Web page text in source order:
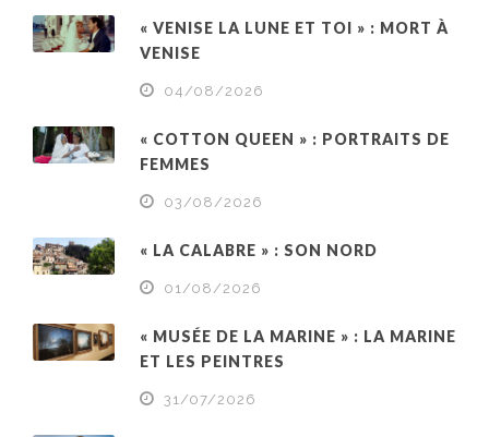
« VENISE LA LUNE ET TOI » : MORT À
VENISE
04/08/2026
« COTTON QUEEN » : PORTRAITS DE
FEMMES
03/08/2026
« LA CALABRE » : SON NORD
01/08/2026
« MUSÉE DE LA MARINE » : LA MARINE
ET LES PEINTRES
31/07/2026